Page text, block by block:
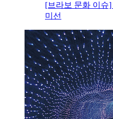
[브라보 문화 이슈
미선